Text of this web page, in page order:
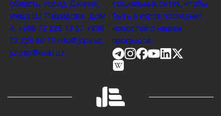
область, город Джизак,
улица Ш. Рашидова, Дом
4. +998 72 226 13 57 +998
72 226 68 10 info@jdpu.uz
jiz.jdpi@exat.uz
социальных сетях, чтобы
быть в курсе последних
новостей о нашем
прогрессе.